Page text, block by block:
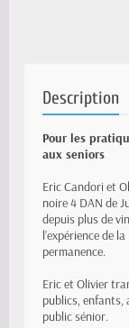
Description
Pour les
aux seniors
Eric Candori et
noire 4 DAN de
depuis plus de
l’expérience de
permanence.
Eric et Olivier
publics, enfants,
public sénior.